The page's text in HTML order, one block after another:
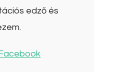
edző és
Facebook